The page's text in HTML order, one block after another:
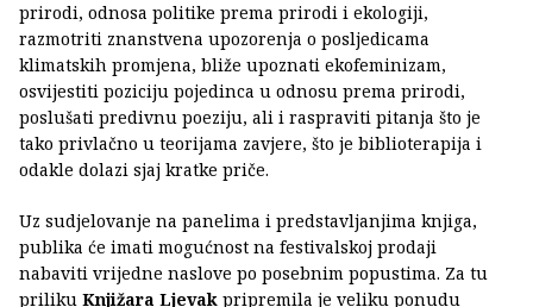
prirodi, odnosa politike prema prirodi i ekologiji,
razmotriti znanstvena upozorenja o posljedicama
klimatskih promjena, bliže upoznati ekofeminizam,
osvijestiti poziciju pojedinca u odnosu prema prirodi,
poslušati predivnu poeziju, ali i raspraviti pitanja što je
tako privlačno u teorijama zavjere, što je biblioterapija i
odakle dolazi sjaj kratke priče.
Uz sudjelovanje na panelima i predstavljanjima knjiga,
publika će imati mogućnost na festivalskoj prodaji
nabaviti vrijedne naslove po posebnim popustima. Za tu
priliku Knjižara Ljevak pripremila je veliku ponudu